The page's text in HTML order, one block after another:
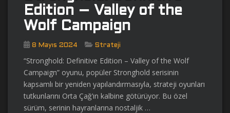
Edition – Valley of the
Wolf Campaign
8 Mayıs 2024 Strateji
“Stronghold: Definitive Edition – Valley of the Wolf
Campaign” oyunu, popüler Stronghold serisinin
kapsamlı bir yeniden yapılandırmasıyla, strateji oyunları
tutkunlarını Orta Çağ’ın kalbine götürüyor. Bu özel
sürüm, serinin hayranlarına nostaljik …